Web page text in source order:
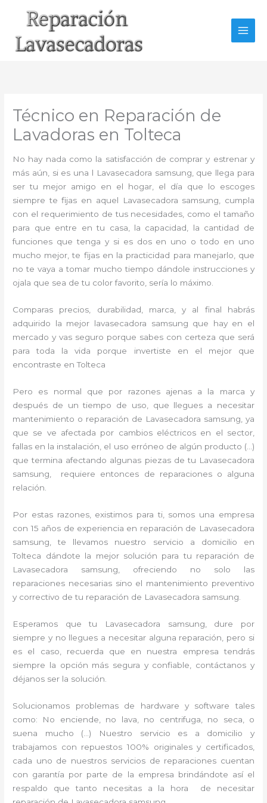
Técnico en Reparación de
Lavadoras en Tolteca
No hay nada como la satisfacción de comprar y estrenar y
más aún, si es una l Lavasecadora samsung, que llega para
ser tu mejor amigo en el hogar, el día que lo escoges
siempre te fijas en aquel Lavasecadora samsung, cumpla
con el requerimiento de tus necesidades, como el tamaño
para que entre en tu casa, la capacidad, la cantidad de
funciones que tenga y si es dos en uno o todo en uno
mucho mejor, te fijas en la practicidad para manejarlo, que
no te vaya a tomar mucho tiempo dándole instrucciones y
ojala que sea de tu color favorito, sería lo máximo.
Comparas precios, durabilidad, marca, y al final habrás
adquirido la mejor lavasecadora samsung que hay en el
mercado y vas seguro porque sabes con certeza que será
para toda la vida porque invertiste en el mejor que
encontraste en Tolteca
Pero es normal que por razones ajenas a la marca y
después de un tiempo de uso, que llegues a necesitar
mantenimiento o reparación de Lavasecadora samsung, ya
que se ve afectada por cambios eléctricos en el sector,
fallas en la instalación, el uso erróneo de algún producto (…)
que termina afectando algunas piezas de tu Lavasecadora
samsung, requiere entonces de reparaciones o alguna
relación.
Por estas razones, existimos para ti, somos una empresa
con 15 años de experiencia en reparación de Lavasecadora
samsung, te llevamos nuestro servicio a domicilio en
Tolteca dándote la mejor solución para tu reparación de
Lavasecadora samsung, ofreciendo no solo las
reparaciones necesarias sino el mantenimiento preventivo
y correctivo de tu reparación de Lavasecadora samsung.
Esperamos que tu Lavasecadora samsung, dure por
siempre y no llegues a necesitar alguna reparación, pero si
es el caso, recuerda que en nuestra empresa tendrás
siempre la opción más segura y confiable, contáctanos y
déjanos ser la solución.
Solucionamos problemas de hardware y software tales
como: No enciende, no lava, no centrifuga, no seca, o
suena mucho (…) Nuestro servicio es a domicilio y
trabajamos con repuestos 100% originales y certificados,
cada uno de nuestros servicios de reparaciones cuentan
con garantía por parte de la empresa brindándote así el
respaldo que tanto necesitas a la hora de necesitar